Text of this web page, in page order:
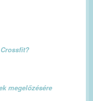
megelőzésére